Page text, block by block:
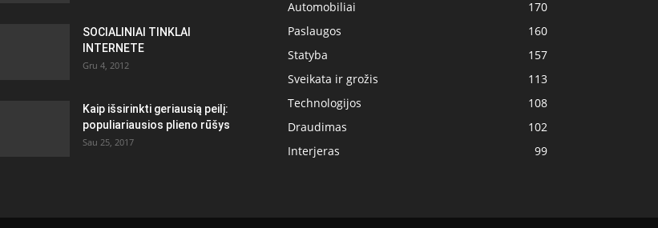
SOCIALINIAI TINKLAI
INTERNETE
Gru 4, 2012
Kaip išsirinkti geriausią peilį:
populiariausios plieno rūšys
Sau 25, 2017
Automobiliai
170
Paslaugos
160
Statyba
157
Sveikata ir grožis
113
Technologijos
108
Draudimas
102
Interjeras
99